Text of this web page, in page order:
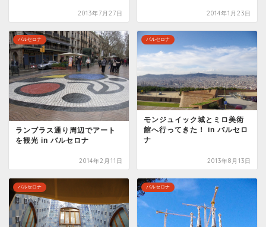
2013年7月27日 2014年1月23日
バルセロナ
ランブラス通り周辺でアート
を観光 in バルセロナ
2014年2月11日
バルセロナ
モンジュイック城とミロ美術
館へ行ってきた！ in バルセロ
ナ
2013年8月13日
バルセロナ バルセロナ